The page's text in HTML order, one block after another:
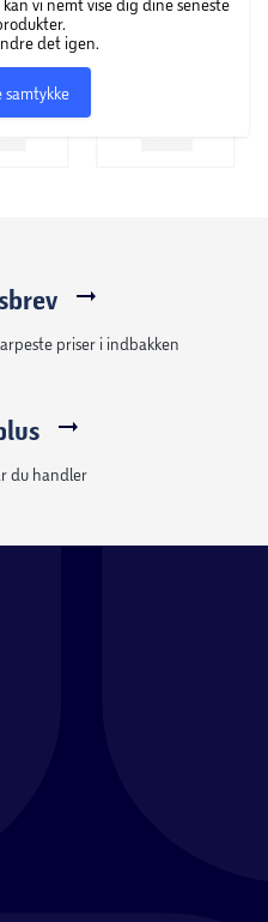
vi nemt vise dig dine seneste
det igen.
samtykke
priser i indbakken
du handler